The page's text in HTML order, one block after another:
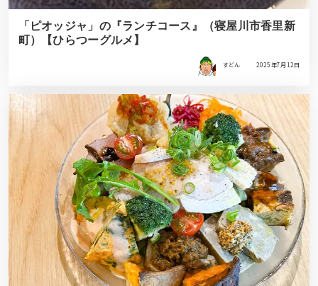
「ピオッジャ」の『ランチコース』（寝屋川市香里新
町）【ひらつーグルメ】
すどん 2025年7月12日